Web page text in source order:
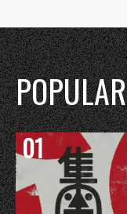
POPULAR